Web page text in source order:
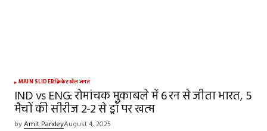
MAIN SLIDERक्रिकेटखेल जगत
IND vs ENG: रोमांचक मुकाबले में 6 रन से जीता भारत, 5
मैचों की सीरीज 2-2 से ड्रॉ पर खत्म
byAmit PandeyAugust 4, 2025